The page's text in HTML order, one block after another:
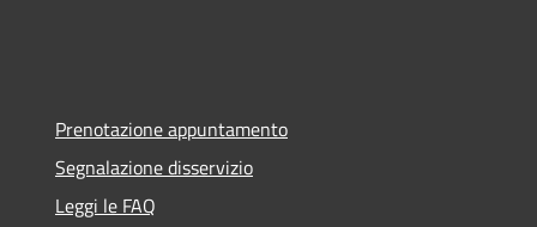
Prenotazione appuntamento
Segnalazione disservizio
Leggi le FAQ